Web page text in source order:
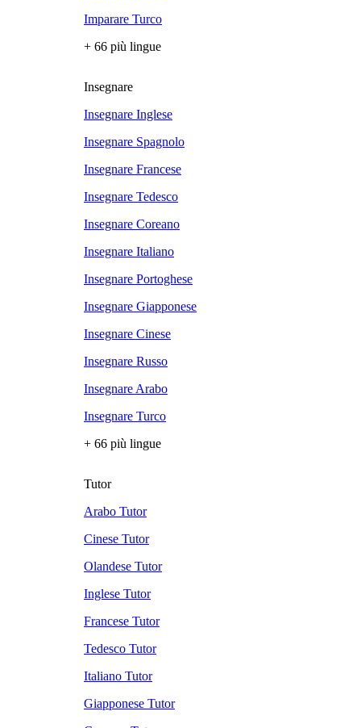
Imparare Turco
+ 66 più lingue
Insegnare
Insegnare Inglese
Insegnare Spagnolo
Insegnare Francese
Insegnare Tedesco
Insegnare Coreano
Insegnare Italiano
Insegnare Portoghese
Insegnare Giapponese
Insegnare Cinese
Insegnare Russo
Insegnare Arabo
Insegnare Turco
+ 66 più lingue
Tutor
Arabo Tutor
Cinese Tutor
Olandese Tutor
Inglese Tutor
Francese Tutor
Tedesco Tutor
Italiano Tutor
Giapponese Tutor